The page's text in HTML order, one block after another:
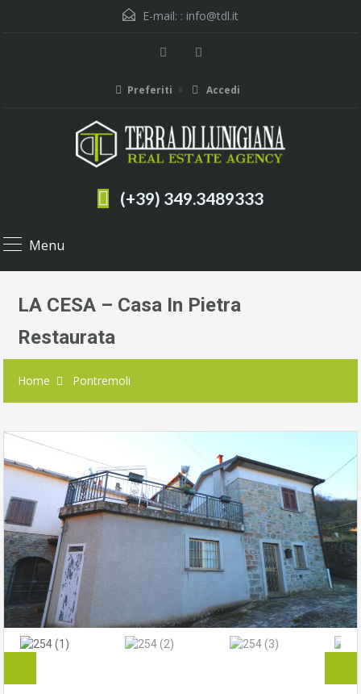
E-mail: : info@tdl.it
Preferiti Accedi
(+39) 349.3489333
Menu
LA CESA – Casa In Pietra
Restaurata
Home Pontremoli